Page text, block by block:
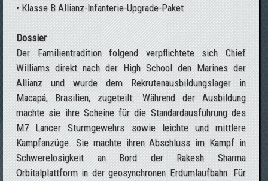
• Klasse B Allianz-Infanterie-Upgrade-Paket
Dossier
Der Familientradition folgend verpflichtete sich Chief
Williams direkt nach der High School den Marines der
Allianz und wurde dem Rekrutenausbildungslager in
Macapá, Brasilien, zugeteilt. Während der Ausbildung
machte sie ihre Scheine für die Standardausführung des
M7 Lancer Sturmgewehrs sowie leichte und mittlere
Kampfanzüge. Sie machte ihren Abschluss im Kampf in
Schwerelosigkeit an Bord der Rakesh Sharma
Orbitalplattform in der geosynchronen Erdumlaufbahn. Für